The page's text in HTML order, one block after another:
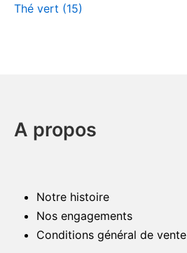
Thé vert (15)
A propos
Notre histoire
Nos engagements
Conditions général de vente